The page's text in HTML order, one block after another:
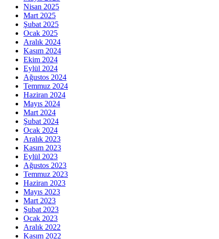
Nisan 2025
Mart 2025
Şubat 2025
Ocak 2025
Aralık 2024
Kasım 2024
Ekim 2024
Eylül 2024
Ağustos 2024
Temmuz 2024
Haziran 2024
Mayıs 2024
Mart 2024
Şubat 2024
Ocak 2024
Aralık 2023
Kasım 2023
Eylül 2023
Ağustos 2023
Temmuz 2023
Haziran 2023
Mayıs 2023
Mart 2023
Şubat 2023
Ocak 2023
Aralık 2022
Kasım 2022